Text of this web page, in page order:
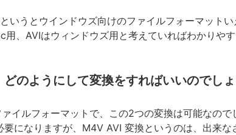
いうとウインドウズ向けのファイルフォーマット
用、AVIはウィンドウズ用と考えていればわかりや
のようにして変換をすればいいのでし
イルフォーマットで、この2つの変換は可能なので
になりますが、M4V AVI 変換というのは、出来